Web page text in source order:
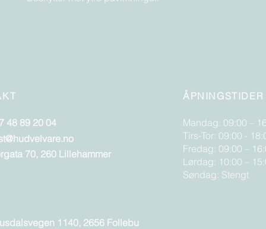
48 89 20 04
70, 260 Lillehammer
ÅPNINGSTIDER
Mandag: 09:00 –
Tirs-Tor: 09:00 -
Fredag: 09:00 –
Lørdag: 10:00 –
Søndag: Stengt
1140, 2656 Follebu